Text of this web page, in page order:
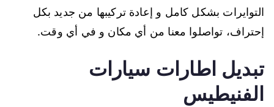
التوايرات بشكل كامل و إعادة تركيبها من جديد بكل
إحتراف، تواصلوا معنا من أي مكان و في أي وقت.
تبديل اطارات سيارات
الفنيطيس